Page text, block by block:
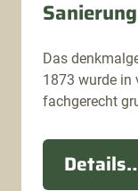
Das
1873 wurde in
fachgerecht